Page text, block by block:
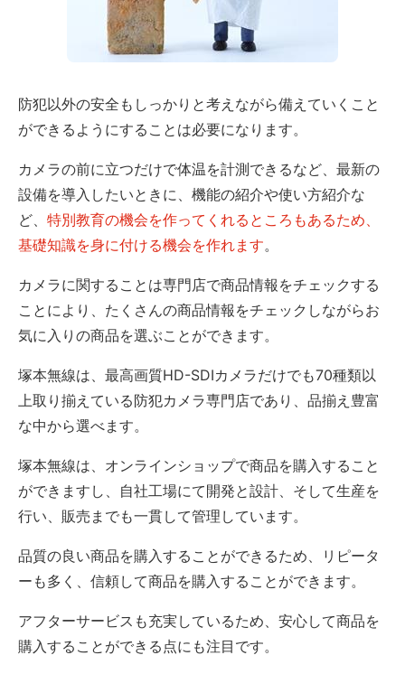
防犯以外の安全もしっかりと考えながら備えていくこと
ができるようにすることは必要になります。
カメラの前に立つだけで体温を計測できるなど、最新の
設備を導入したいときに、機能の紹介や使い方紹介な
ど、 特別教育の機会を作ってくれるところもあるため、
基礎知識を身に付ける機会を作れます。
カメラに関することは専門店で商品情報をチェックする
ことにより、たくさんの商品情報をチェックしながらお
気に入りの商品を選ぶことができます。
塚本無線は、最高画質HD-SDIカメラだけでも70種類以
上取り揃えている防犯カメラ専門店であり、品揃え豊富
な中から選べます。
塚本無線は、オンラインショップで商品を購入すること
ができますし、自社工場にて開発と設計、そして生産を
行い、販売までも一貫して管理しています。
品質の良い商品を購入することができるため、リピータ
ーも多く、信頼して商品を購入することができます。
アフターサービスも充実しているため、安心して商品を
購入することができる点にも注目です。